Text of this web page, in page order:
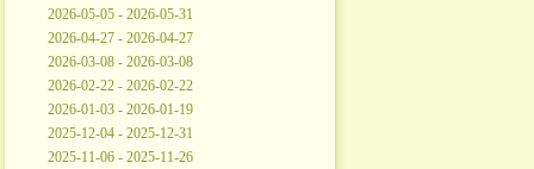
2026-05-05 - 2026-05-31
2026-04-27 - 2026-04-27
2026-03-08 - 2026-03-08
2026-02-22 - 2026-02-22
2026-01-03 - 2026-01-19
2025-12-04 - 2025-12-31
2025-11-06 - 2025-11-26